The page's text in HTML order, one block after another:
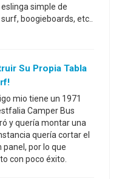
simple de
boogieboards, etc..
Su Propia Tabla
mio tiene un 1971
Camper Bus
y quería montar una
quería cortar el
por lo que
con poco éxito.